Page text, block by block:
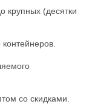
крупных (десятки
со скидками.